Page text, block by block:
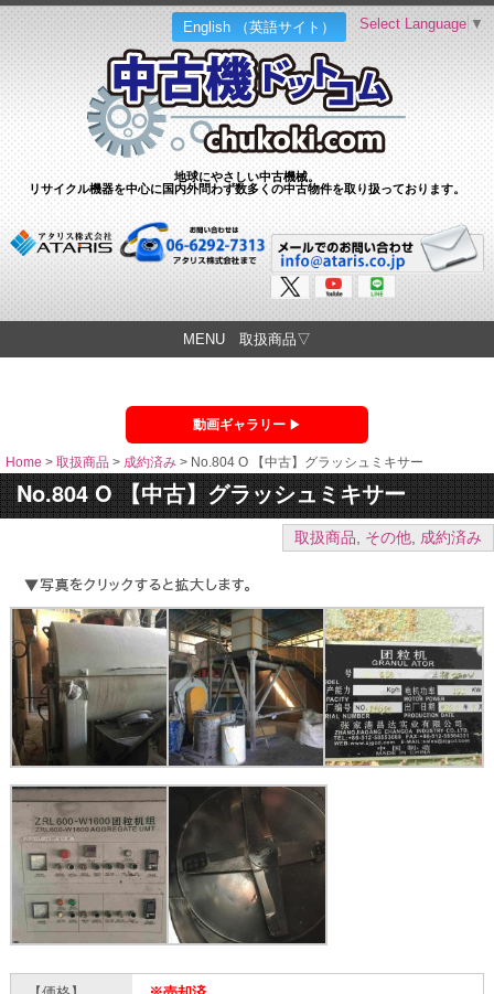
English （英語サイト）
地球にやさしい中古機械。
リサイクル機器を中心に国内外問わず数多くの中古物件を取り扱っております。
Select Language ▼
MENU 取扱商品▽
動画ギャラリー
Home > 取扱商品 > 成約済み > No.804 O 【中古】グラッシュミキサー
No.804 O 【中古】グラッシュミキサー
取扱商品, その他, 成約済み